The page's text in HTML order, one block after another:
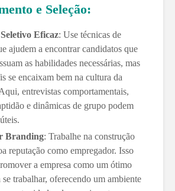
e Seleção:
Eficaz: Use técnicas de
ajudem a encontrar candidatos que
as habilidades necessárias, mas
se encaixam bem na cultura da
entrevistas comportamentais,
e dinâmicas de grupo podem
Branding: Trabalhe na construção
reputação como empregador. Isso
a empresa como um ótimo
se trabalhar, oferecendo um ambiente